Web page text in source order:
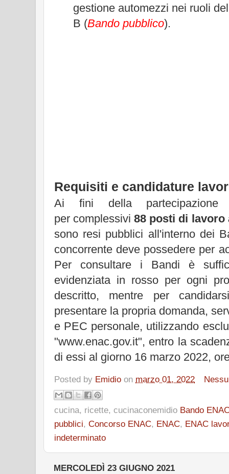
gestione automezzi nei ruoli
B (Bando pubblico).
Requisiti e candidature
Ai fini della
per complessivi88 posti di lavoro
sono resi pubblici all'interno dei
concorrente deve possedere per
Per consultare i Bandi è
evidenziata in rosso per ogni
descritto, mentre per
presentare la propria domanda,
e PEC personale, utilizzando
"www.enac.gov.it", entro la
di essi al giorno 16 marzo 2022,
Posted by Emidio on marzo 01, 2022
cucina, ricette, cucinaconemidio Bando
pubblici, Concorso ENAC, ENAC, ENAC
indeterminato
MERCOLEDÌ 23 GIUGNO 2021